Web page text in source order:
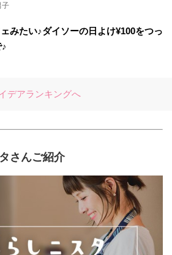
子
みたい♪ダイソーの日よけ¥100をつっ
デアランキングへ
さんご紹介